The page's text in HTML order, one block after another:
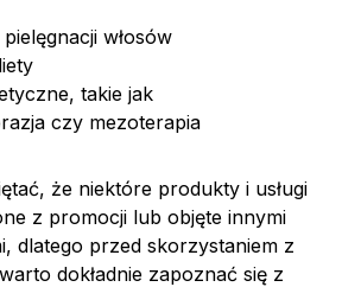
włosów
takie jak
czy mezoterapia
że niektóre produkty i usługi
z promocji lub objęte innymi
dlatego przed skorzystaniem z
dokładnie zapoznać się z